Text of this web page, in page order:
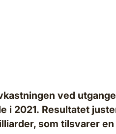
ved
i 2021. Resultatet
som tilsvarer en